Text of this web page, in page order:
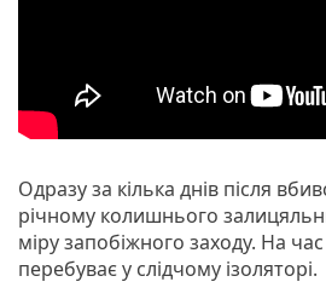
Одразу за кілька днів після
річному колишнього
міру запобіжного заходу. На час
перебуває у слідчому ізоляторі.